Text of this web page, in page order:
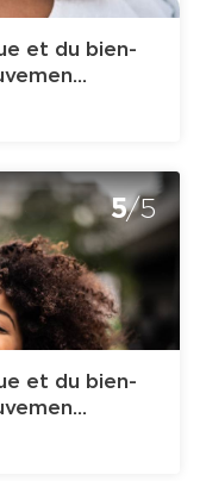
et du bien-
5/5
et du bien-